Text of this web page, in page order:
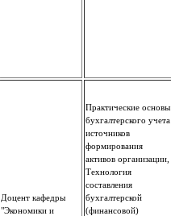
Доцент кафедры
"Экономики и
Практические основы
бухгалтерского учета
источников
формирования
активов организации,
Технология
составления
бухгалтерской
(финансовой)